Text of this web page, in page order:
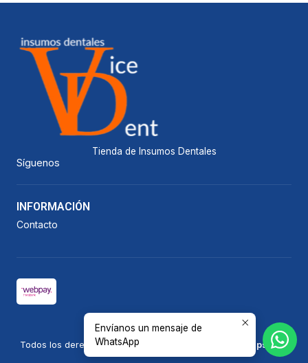
Tienda de Insumos Dentales
Síguenos
INFORMACIÓN
Contacto
2026 Vicedent.
Todos los derechos reservados.
Desarrollado por Jumpseller.
Envíanos un mensaje de
WhatsApp